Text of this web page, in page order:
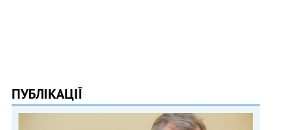
ПУБЛІКАЦІЇ